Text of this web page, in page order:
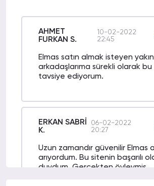
AHMET
FURKAN S.
10-02-2022
22:45
Elmas satın almak isteyen yakın
arkadaşlarıma sürekli olarak bu
tavsiye ediyorum.
ERKAN SABRİ
K.
06-02-2022
20:27
Uzun zamandır güvenilir Elmas
arıyordum. Bu sitenin başarılı
duydum. Gerçekten öyleymiş.